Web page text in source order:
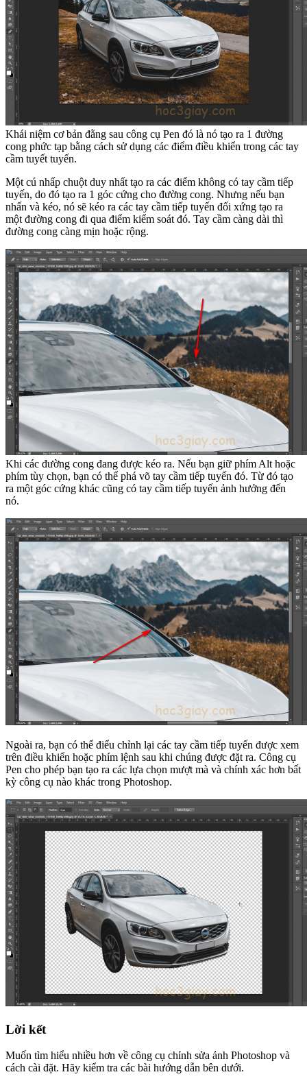
Khái niệm cơ bản đằng sau công cụ Pen đó là nó tạo ra 1 đường
cong phức tạp bằng cách sử dụng các điểm điều khiển trong các tay
cầm tuyết tuyến.
Một cú nhấp chuột duy nhất tạo ra các điểm không có tay cầm tiếp
tuyến, do đó tạo ra 1 góc cứng cho đường cong. Nhưng nếu bạn
nhấn và kéo, nó sẽ kéo ra các tay cầm tiếp tuyến đối xứng tạo ra
một đường cong đi qua điểm kiểm soát đó. Tay cầm càng dài thì
đường cong càng mịn hoặc rộng.
Khi các đường cong đang được kéo ra. Nếu bạn giữ phím Alt hoặc
phím tùy chọn, bạn có thể phá võ tay cầm tiếp tuyến đó. Từ đó tạo
ra một góc cứng khác cũng có tay cầm tiếp tuyến ảnh hưởng đến
nó.
Ngoài ra, bạn có thể điểu chỉnh lại các tay cầm tiếp tuyến được xem
trên điều khiển hoặc phím lệnh sau khi chúng được đặt ra. Công cụ
Pen cho phép bạn tạo ra các lựa chọn mượt mà và chính xác hơn bất
kỳ công cụ nào khác trong Photoshop.
Lời kết
Muốn tìm hiểu nhiều hơn về công cụ chỉnh sửa ảnh Photoshop và
cách cài đặt. Hãy kiểm tra các bài hướng dẫn bên dưới.